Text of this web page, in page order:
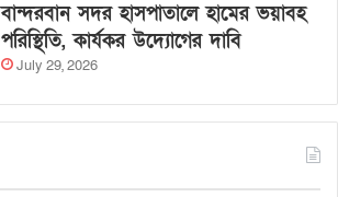
বান্দরবান সদর হাসপাতালে হামের ভয়াবহ
পরিস্থিতি, কার্যকর উদ্যোগের দাবি
July 29, 2026